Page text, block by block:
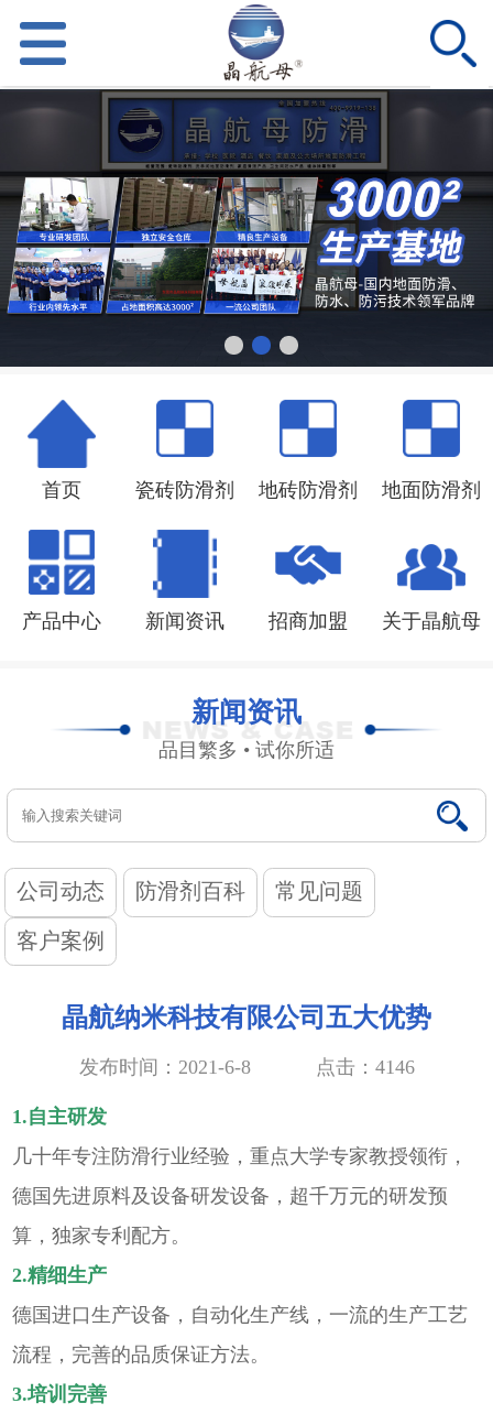
瓷砖防滑剂
地砖防滑剂
地面防滑剂
产品中心
新闻资讯
招商加盟
联系我们
首页 瓷砖防滑剂 地砖防滑剂 地面防滑剂
产品中心 新闻资讯 招商加盟 关于晶航母
新闻资讯
品目繁多 • 试你所适
公司动态 防滑剂百科 常见问题
客户案例
晶航纳米科技有限公司五大优势
发布时间：2021-6-8 点击： 4146
1.自主研发
几十年专注防滑行业经验，重点大学专家教授领衔，
德国先进原料及设备研发设备，超千万元的研发预
算，独家专利配方。
2.精细生产
德国进口生产设备，自动化生产线，一流的生产工艺
流程，完善的品质保证方法。
3.培训完善